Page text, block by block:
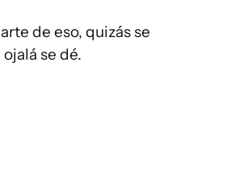
de eso, quizás se
se dé.